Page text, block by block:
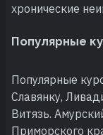
хронические
Популярные
Популярные
Славянку,
Витязь.
Приморского